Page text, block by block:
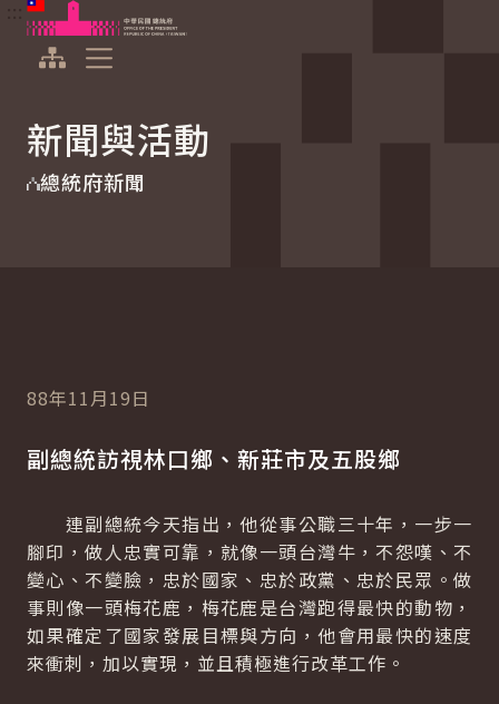
跳到主要內容
中華民國總統府
新聞與活動
總統府新聞
88年11月19日
副總統訪視林口鄉、新莊市及五股鄉
連副總統今天指出，他從事公職三十年，一步一
腳印，做人忠實可靠，就像一頭台灣牛，不怨嘆、不
變心、不變臉，忠於國家、忠於政黨、忠於民眾。做
事則像一頭梅花鹿，梅花鹿是台灣跑得最快的動物，
如果確定了國家發展目標與方向，他會用最快的速度
來衝刺，加以實現，並且積極進行改革工作。